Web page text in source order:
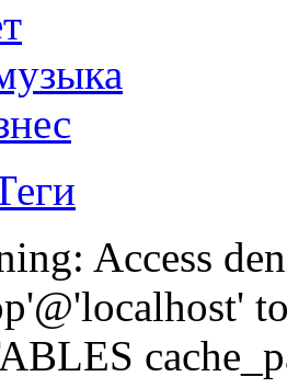
Access